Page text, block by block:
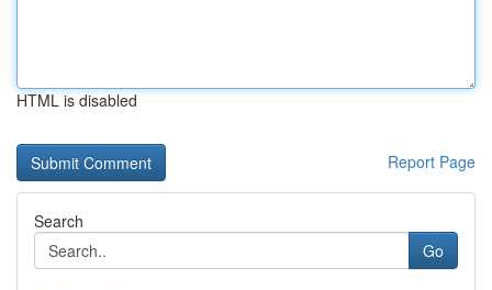
HTML is disabled
Report Page
Search
Go